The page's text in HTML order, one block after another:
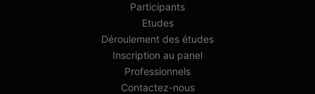
Participants
Etudes
Déroulement des études
Inscription au panel
Professionnels
Contactez-nous